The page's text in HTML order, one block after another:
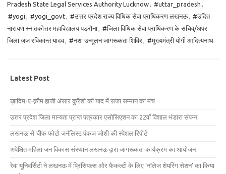
Pradesh State Legal Services Authority Lucknow, #uttar_pradesh ,
#yogi , #yogi_govt, #उत्तर प्रदेश राज्य विधिक सेवा प्राधिकरण लखनऊ, #उदित
नारायण स्नातकोत्तर महाविद्यालय पडरौना, #जिला विधिक सेवा प्राधिकरण के सचिव/अपर
जिला जज रविकान्त यादव, #नशा उन्मूलन जागरूकता शिविर, #मुख्यमंत्री योगी आदित्यनाथ
Latest Post
ख़ादिम-ए-क़ौम हाजी अंसार कुरैशी की याद में सजा सम्मान का मंच
उत्तर प्रदेश जिला मान्यता प्राप्त पत्रकार एसोसिएशन का 22वाँ विशाल भंडारा संपन्न.
लखनऊ से चीफ फोटो जर्नलिस्ट पंकज जोशी की स्पेशल रिपोर्ट
अपेक्षित महिला जन विकास संस्थान लखनऊ द्वारा जागरूकता कार्यक्रम का आयोजन
रेवा यूनिवर्सिटी ने लखनऊ में प्रिंसिपल्स और फैकल्टी के लिए ‘नॉलेज शेयरिंग सेशन’ का किया